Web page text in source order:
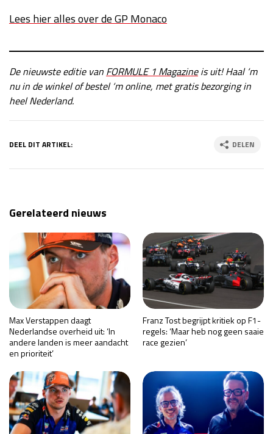
Race
Lees hier alles over de GP Monaco
De nieuwste editie van FORMULE 1 Magazineis uit! Haal ‘m
nu in de winkel of bestel ‘m online, met gratis bezorging in
heel Nederland.
DEEL DIT ARTIKEL: DELEN
Gerelateerd nieuws
Max Verstappen daagt
Nederlandse overheid uit: ‘In
andere landen is meer aandacht
en prioriteit’
Franz Tost begrijpt kritiek op F1-
regels: ‘Maar heb nog geen saaie
race gezien’